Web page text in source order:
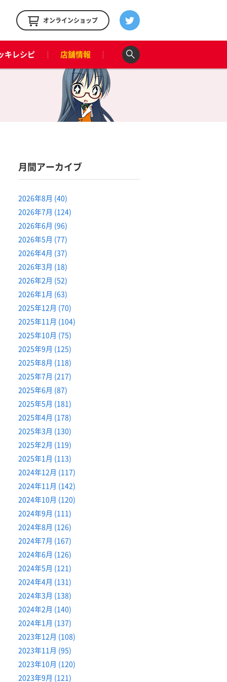
オンラインショップ
キレシピ 店舗情報
月間アーカイブ
2026年8月 (40)
2026年7月 (124)
2026年6月 (96)
2026年5月 (77)
2026年4月 (37)
2026年3月 (18)
2026年2月 (52)
2026年1月 (63)
2025年12月 (70)
2025年11月 (104)
2025年10月 (75)
2025年9月 (125)
2025年8月 (118)
2025年7月 (217)
2025年6月 (87)
2025年5月 (181)
2025年4月 (178)
2025年3月 (130)
2025年2月 (119)
2025年1月 (113)
2024年12月 (117)
2024年11月 (142)
2024年10月 (120)
2024年9月 (111)
2024年8月 (126)
2024年7月 (167)
2024年6月 (126)
2024年5月 (121)
2024年4月 (131)
2024年3月 (138)
2024年2月 (140)
2024年1月 (137)
2023年12月 (108)
2023年11月 (95)
2023年10月 (120)
2023年9月 (121)